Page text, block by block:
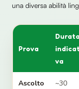
una diversa abilità
Prova
Durata
va
Ascolto
~30